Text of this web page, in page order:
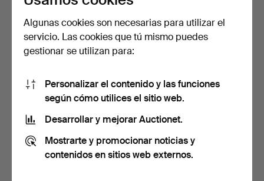
PHILIP BRO LUDVIGSEN.
Le Klint. Lámpara de…
Subastado 7 may 2026
3 pujas
62 USD
Par de lámparas de mesa
de loza, años 80 (…
7 pujas
95 USD
Algunas cookies son necesarias para utilizar el
servicio. Las cookies que tú mismo puedes
gestionar se utilizan para:
Personalizar el contenido y las funciones
según cómo utilices el sitio web.
Desarrollar y mejorar Auctionet.
Mostrarte y promocionar noticias y
contenidos en sitios web externos.